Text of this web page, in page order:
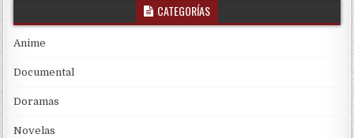
CATEGORÍAS
Anime
Documental
Doramas
Novelas